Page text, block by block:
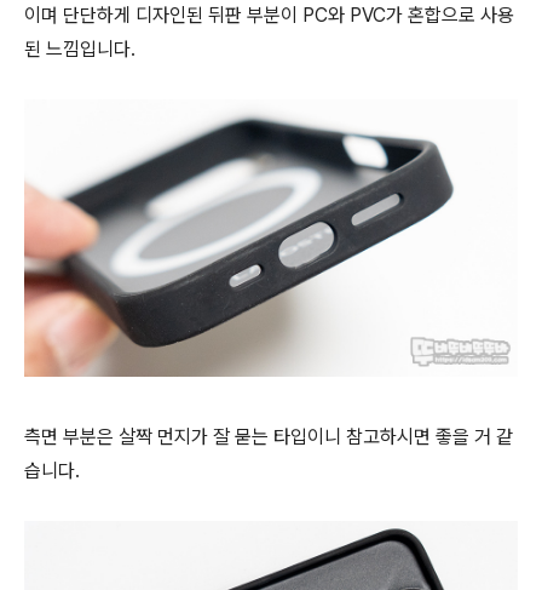
이며 단단하게 디자인된 뒤판 부분이 PC와 PVC가 혼합으로 사용
된 느낌입니다.
측면 부분은 살짝 먼지가 잘 묻는 타입이니 참고하시면 좋을 거 같
습니다.